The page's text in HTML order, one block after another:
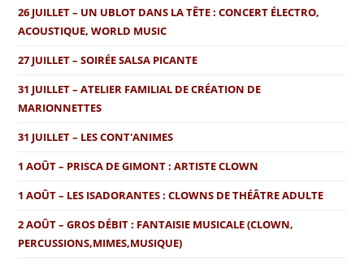
26 JUILLET – UN UBLOT DANS LA TÊTE : CONCERT ÉLECTRO,
ACOUSTIQUE, WORLD MUSIC
27 JUILLET – SOIRÉE SALSA PICANTE
31 JUILLET – ATELIER FAMILIAL DE CRÉATION DE
MARIONNETTES
31 JUILLET – LES CONT'ANIMES
1 AOÛT – PRISCA DE GIMONT : ARTISTE CLOWN
1 AOÛT – LES ISADORANTES : CLOWNS DE THÉÂTRE ADULTE
2 AOÛT – GROS DÉBIT : FANTAISIE MUSICALE (CLOWN,
PERCUSSIONS,MIMES,MUSIQUE)